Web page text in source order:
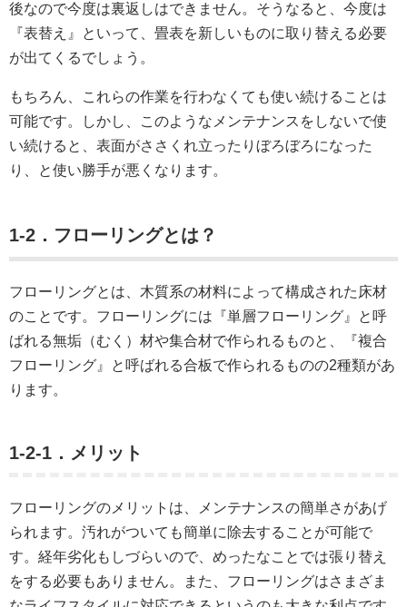
後なので今度は裏返しはできません。そうなると、今度は
『表替え』といって、畳表を新しいものに取り替える必要
が出てくるでしょう。
もちろん、これらの作業を行わなくても使い続けることは
可能です。しかし、このようなメンテナンスをしないで使
い続けると、表面がささくれ立ったりぼろぼろになった
り、と使い勝手が悪くなります。
1-2．フローリングとは？
フローリングとは、木質系の材料によって構成された床材
のことです。フローリングには『単層フローリング』と呼
ばれる無垢（むく）材や集合材で作られるものと、『複合
フローリング』と呼ばれる合板で作られるものの2種類があ
ります。
1-2-1．メリット
フローリングのメリットは、メンテナンスの簡単さがあげ
られます。汚れがついても簡単に除去することが可能で
す。経年劣化もしづらいので、めったなことでは張り替え
をする必要もありません。また、フローリングはさまざま